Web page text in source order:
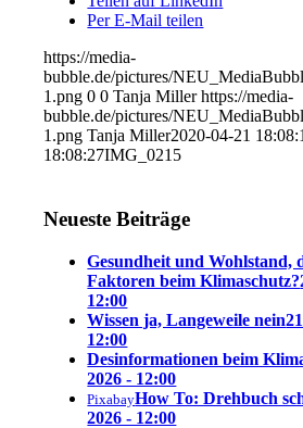
Per E-Mail teilen
https://media-
bubble.de/pictures/
1.png 0 0 Tanja Miller https://media-
bubble.de/pictures/
1.png Tanja Miller2020-04-21
18:08:27IMG_0215
Neueste Beiträge
Gesundheit und Wohlstand,
Faktoren beim Klimaschutz?
12:00
Wissen ja, Langeweile nein
12:00
Desinformationen beim
2026 - 12:00
PixabayHow To: Drehbuch
2026 - 12:00